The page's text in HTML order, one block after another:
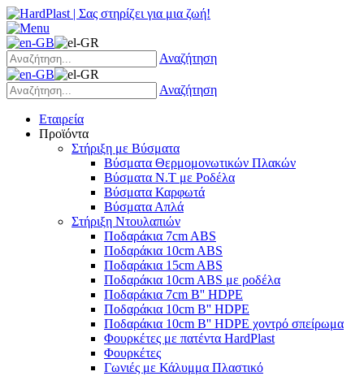
Αναζήτηση
Αναζήτηση
Εταιρεία
Προϊόντα
Στήριξη με Βύσματα
Βύσματα Θερμομονωτικών Πλακών
Βύσματα Ν.Τ με Ροδέλα
Βύσματα Καρφωτά
Βύσματα Απλά
Στήριξη Ντουλαπιών
Ποδαράκια 7cm ABS
Ποδαράκια 10cm ABS
Ποδαράκια 15cm ABS
Ποδαράκια 10cm ABS με ροδέλα
Ποδαράκια 7cm B'' HDPE
Ποδαράκια 10cm B'' HDPE
Ποδαράκια 10cm B'' HDPE χοντρό σπείρωμα
Φουρκέτες με πατέντα HardPlast
Φουρκέτες
Γωνιές με Κάλυμμα Πλαστικό